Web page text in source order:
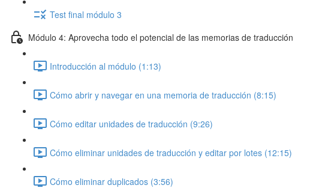
Test final módulo 3
Módulo 4: Aprovecha todo el potencial de las memorias de traducción
Introducción al módulo (1:13)
Cómo abrir y navegar en una memoria de traducción (8:15)
Cómo editar unidades de traducción (9:26)
Cómo eliminar unidades de traducción y editar por lotes (12:15)
Cómo eliminar duplicados (3:56)